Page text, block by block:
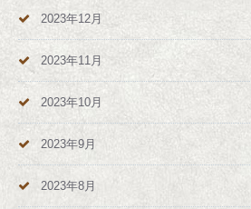
2023年12月
2023年11月
2023年10月
2023年9月
2023年8月